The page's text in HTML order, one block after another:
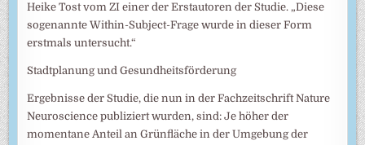
Heike Tost vom ZI einer der Erstautoren der Studie. „Diese
sogenannte Within-Subject-Frage wurde in dieser Form
erstmals untersucht.“
Stadtplanung und Gesundheitsförderung
Ergebnisse der Studie, die nun in der Fachzeitschrift Nature
Neuroscience publiziert wurden, sind: Je höher der
momentane Anteil an Grünfläche in der Umgebung der